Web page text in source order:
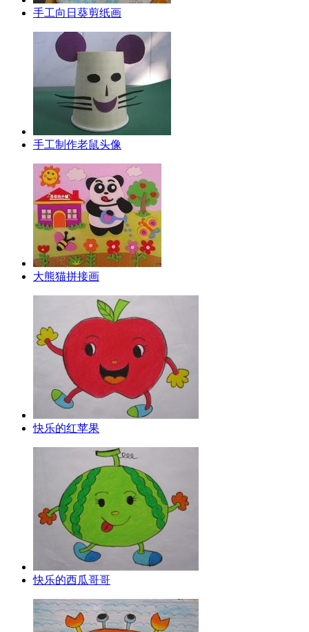
手工向日葵剪纸画
手工制作老鼠头像
大熊猫拼接画
快乐的红苹果
快乐的西瓜哥哥